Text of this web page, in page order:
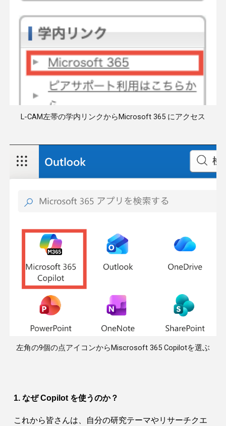
L-CAM左帯の学内リンクからMicrosoft 365 にアクセス
左角の9個の点アイコンからMiscrosoft 365 Copilotを選ぶ
1. なぜ Copilot を使うのか？
これから皆さんは、自分の研究テーマやリサーチクエ